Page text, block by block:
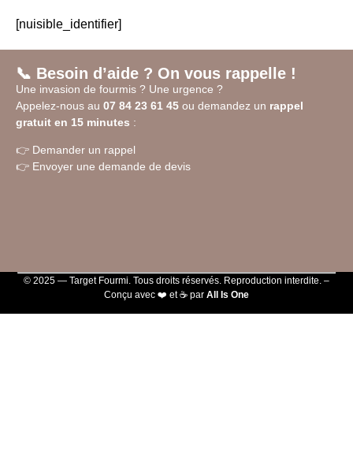
[nuisible_identifier]
📞 Besoin d’aide ? On vous rappelle !
Une invasion de fourmis ? Une urgence ?
Appelez-nous au 07 84 23 61 45 ou demandez un rappel
gratuit en 15 minutes :
👉 Demander un rappel
👉 Envoyer une demande de devis
© 2025 — Target Fourmi. Tous droits réservés. Reproduction interdite. –
Conçu avec ❤️ et ☕ par All Is One